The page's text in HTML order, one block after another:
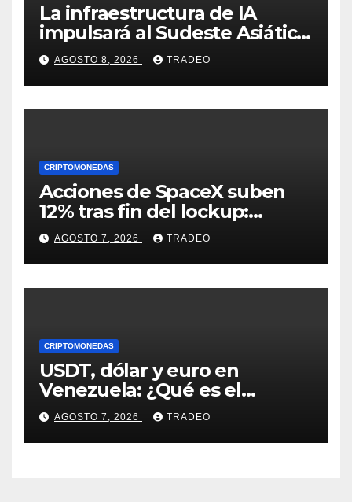
La infraestructura de IA
impulsará al Sudeste Asiático,
destaca United Overseas
Bank
AGOSTO 8, 2026 TRADEO
CRIPTOMONEDAS
Acciones de SpaceX suben
12% tras fin del lockup:
¿Hasta dónde podrían llegar
en agosto?
AGOSTO 7, 2026 TRADEO
CRIPTOMONEDAS
USDT, dólar y euro en
Venezuela: ¿Qué es el
fenómeno “Rockets and
Feathers”?
AGOSTO 7, 2026 TRADEO